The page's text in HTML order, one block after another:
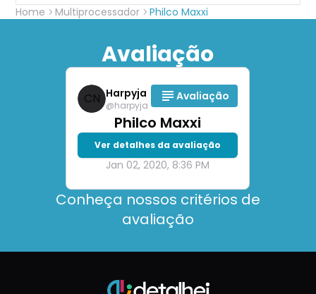
Home Multiprocessador Philco Maxxi
Avaliação
CN Harpyja
@harpyja
Avaliação
Philco Maxxi
Ver detalhes da avaliação
Jan 02, 2020, 8:36 PM
Conheça nossos critérios de
avaliação